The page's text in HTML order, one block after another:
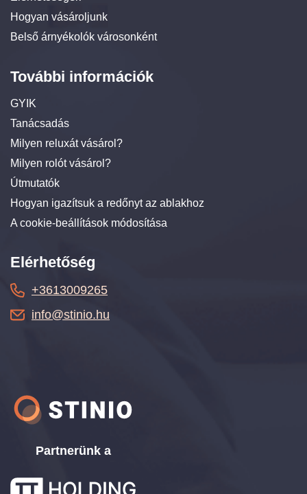
Hogyan vásároljunk
Belső árnyékolók városonként
További információk
GYIK
Tanácsadás
Milyen reluxát vásárol?
Milyen rolót vásárol?
Útmutatók
Hogyan igazítsuk a redőnyt az ablakhoz
A cookie-beállítások módosítása
Partnerünk a
Elérhetőség
+3613009265
info@stinio.hu